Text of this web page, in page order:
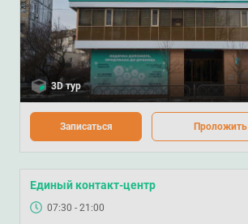
3D тур
Записаться
Единый контакт-центр
07:30 - 21:00